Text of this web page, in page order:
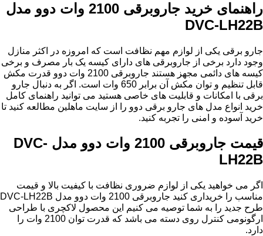
راهنمای خرید جاروبرقی 2100 وات دوو مدل
DVC-LH22B
جارو برقی یکی از لوازم مهم نظافت است که امروزه در اکثر منازل
وجود دارد برخی از جاروبرقی های دارای کیسه یک بار مصرف و برخی
کیسه های دائمی مجهز هستند جاروبرقی 2100 وات دوو قدرت مکش
قابل تنظیم و توان مکش آن برابر 650 وات است. اگر به دنبال جارو
برقی با امکانات و قابلیت های خاصی هستید می توانید راهنمای کامل
خرید انواع مدل های جارو برقی دوو را از سایت ماهلین مطالعه کنید تا
خرید آسوده و امنی را تجربه کنید.
قیمت جاروبرقی 2100 وات دوو مدل DVC-
LH22B
اگر می خواهید یکی از لوازم ضروری نظافت با کیفیت بالا و قیمت
مناسب را خریداری کنید جاروبرقی 2100 وات دوو مدل DVC-LH22B
طرح جدید را به شما توصیه می کنیم این محصول لاکچری با طراحی
ارگونومی کنترل روی دسته می باشد که قدرت توان 2100 وات را
دارد.